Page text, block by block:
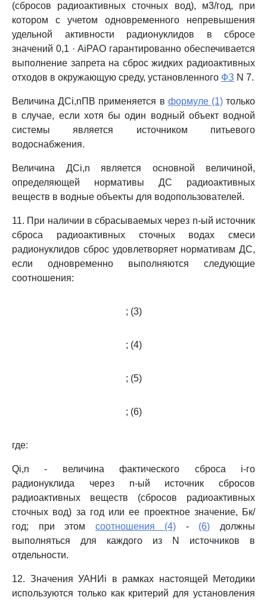
(сбросов радиоактивных сточных вод), м3/год, при
котором с учетом одновременного непревышения
удельной активности радионуклидов в сбросе
значений 0,1 · AiРАО гарантированно обеспечивается
выполнение запрета на сброс жидких радиоактивных
отходов в окружающую среду, установленного ФЗ N 7.
Величина ДСi,nПВ применяется в формуле (1)только
в случае, если хотя бы один водный объект водной
системы является источником питьевого
водоснабжения.
Величина ДСi,n является основной величиной,
определяющей нормативы ДС радиоактивных
веществ в водные объекты для водопользователей.
11. При наличии в сбрасываемых через n-ый источник
сброса радиоактивных сточных водах смеси
радионуклидов сброс удовлетворяет нормативам ДС,
если одновременно выполняются следующие
соотношения:
; (3)
; (4)
; (5)
; (6)
где:
Qi,n - величина фактического сброса i-го
радионуклида через n-ый источник сбросов
радиоактивных веществ (сбросов радиоактивных
сточных вод) за год или ее проектное значение, Бк/
год; при этом соотношения (4) - (6) должны
выполняться для каждого из N источников в
отдельности.
12. Значения УАНИi в рамках настоящей Методики
используются только как критерий для установления